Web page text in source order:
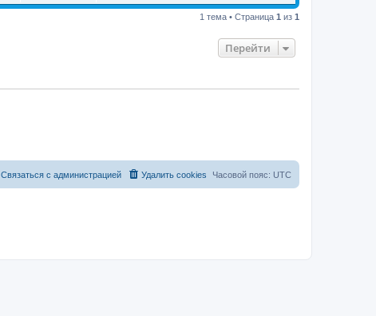
1 тема • Страница 1 из 1
Перейти
Часовой пояс: UTC
Удалить cookies
Связаться с администрацией